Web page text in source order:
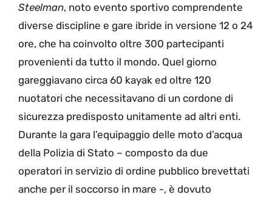
Steelman, noto evento sportivo comprendente
diverse discipline e gare ibride in versione 12 o 24
ore, che ha coinvolto oltre 300 partecipanti
provenienti da tutto il mondo. Quel giorno
gareggiavano circa 60 kayak ed oltre 120
nuotatori che necessitavano di un cordone di
sicurezza predisposto unitamente ad altri enti.
Durante la gara l’equipaggio delle moto d’acqua
della Polizia di Stato – composto da due
operatori in servizio di ordine pubblico brevettati
anche per il soccorso in mare -, è dovuto